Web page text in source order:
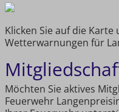
Klicken Sie auf die
Wetterwarnungen für
Möchten Sie aktives
Feuerwehr